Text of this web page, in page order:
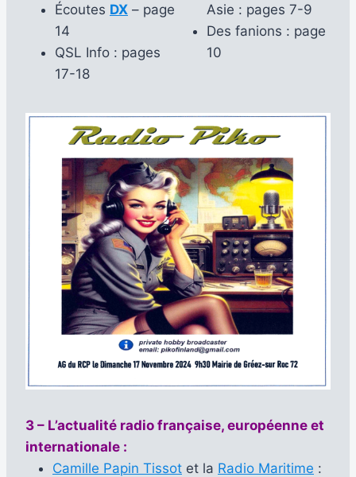
Écoutes DX – page
14
QSL Info : pages
17-18
Asie : pages 7-9
Des fanions : page
10
3 – L’actualité radio française, européenne et
internationale :
Camille Papin Tissot et la Radio Maritime :